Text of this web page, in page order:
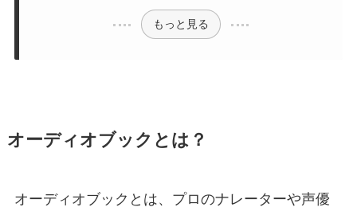
もっと見る
オーディオブックとは？
オーディオブックとは、プロのナレーターや声優